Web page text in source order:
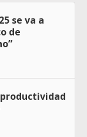
se va a
de